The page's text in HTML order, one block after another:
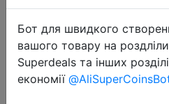
Бот для швидкого
вашого товару на
Superdeals та інших
економії